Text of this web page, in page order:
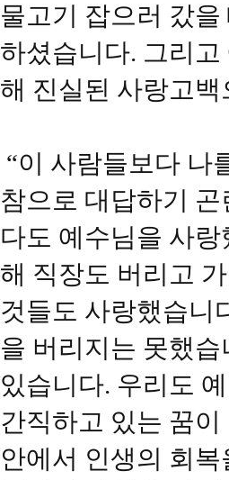
물고기 잡으러 갔
하셨습니다. 그리
해 진실된 사랑고
“이 사람들보다 나
참으로 대답하기
다도 예수님을 사
해 직장도 버리고
것들도 사랑했습니
을 버리지는 못했
있습니다. 우리도
간직하고 있는 꿈
안에서 인생의 회